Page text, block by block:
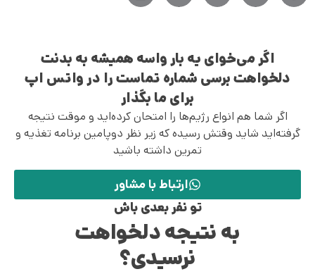
اگر می‌خوای یه بار واسه همیشه به بدنت
دلخواهت برسی شماره تماست را در واتس اپ
برای ما بگذار
اگر شما هم انواع رژیم‌ها را امتحان کرده‌اید و موقت نتیجه
گرفته‌اید شاید وقتش رسیده که زیر نظر دوپامین برنامه تغذیه و
تمرین داشته باشید
ارتباط با مشاور
تو نفر بعدی باش
به نتیجه دلخواهت
نرسیدی؟